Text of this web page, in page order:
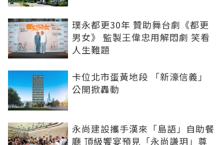
璞永都更30年 贊助舞台劇《都更
男女》 監製王偉忠用解悶劇 笑看
人生難題
卡位北市蛋黃地段 「新濠信義」
公開掀轟動
永尚建設攜手漢來「島語」自助餐
廳 頂級饗宴預見「永尚謙玥」尊